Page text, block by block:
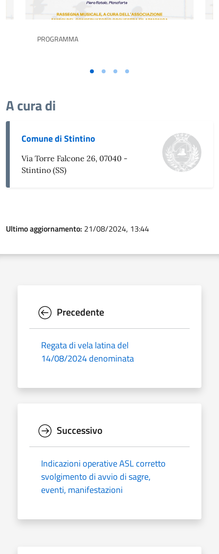
PROGRAMMA
A cura di
Comune di Stintino
Via Torre Falcone 26, 07040 -
Stintino (SS)
Ultimo aggiornamento: 21/08/2024, 13:44
Precedente
Regata di vela latina del
14/08/2024 denominata
Successivo
Indicazioni operative ASL corretto
svolgimento di avvio di sagre,
eventi, manifestazioni